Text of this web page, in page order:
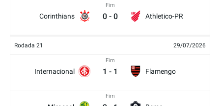
Corinthians
Fim
0 - 0 Athletico-PR
Rodada 21 29/07/2026
Internacional
Fim
1 - 1 Flamengo
Fim